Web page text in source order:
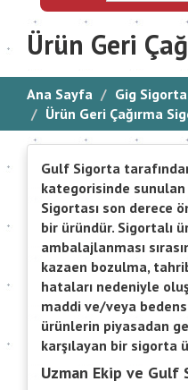
Ürün Geri
Ana Sayfa
Gig Sigorta
Ürün Geri Çağırma
Gulf Sigorta
kategorisinde sunulan
Sigortası son derece
bir üründür. Sigortalı
ambalajlanması
kazaen bozulma,
hataları nedeniyle
maddi ve/veya
ürünlerin piyasadan
karşılayan bir sigorta
Uzman Ekip ve Gulf